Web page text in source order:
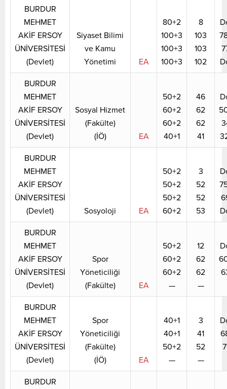
BURDUR
MEHMET
AKİF ERSOY
ÜNİVERSİTESİ
(Devlet)
Siyaset Bilimi
ve Kamu
Yönetimi
EA
80+2
100+3
100+3
100+3
8
103
103
102
BURDUR
MEHMET
AKİF ERSOY
ÜNİVERSİTESİ
(Devlet)
Sosyal Hizmet
(Fakülte)
(İÖ)
EA
50+2
60+2
60+2
40+1
46
62
62
41
BURDUR
MEHMET
AKİF ERSOY
ÜNİVERSİTESİ
(Devlet)
Sosyoloji EA
50+2
50+2
50+2
60+2
3
52
52
53
BURDUR
MEHMET
AKİF ERSOY
ÜNİVERSİTESİ
(Devlet)
Spor
Yöneticiliği
(Fakülte)
EA
50+2
60+2
60+2
—
12
62
62
—
BURDUR
MEHMET
AKİF ERSOY
ÜNİVERSİTESİ
(Devlet)
Spor
Yöneticiliği
(Fakülte)
(İÖ)
EA
40+1
40+1
50+2
—
3
41
52
—
BURDUR